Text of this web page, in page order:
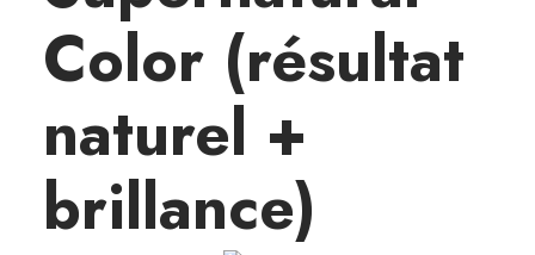
Color (résultat
naturel +
brillance)